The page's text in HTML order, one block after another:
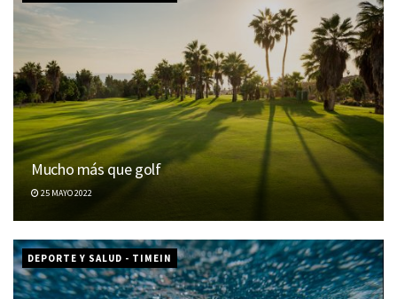
Mucho más que golf
25 MAYO 2022
DEPORTE Y SALUD - TIMEIN